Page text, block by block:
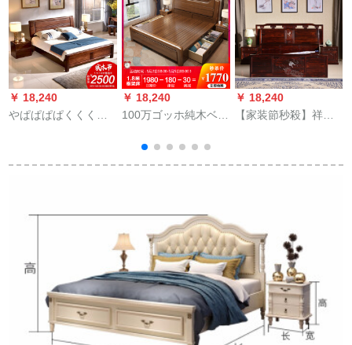
￥ 18,240
やぱぱぱぱくくくく
トの木纯木ダンベル
1500*2000
￥ 18,240
100万ゴッホ純木ベル
の木ベトモダX 2+環
境保護マット(8
￥ 18,240
【家装節秒殺】祥伝
国式シクリング檀彫